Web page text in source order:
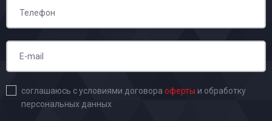
соглашаюсь с условиями договора оферты и обработку
персональных данных